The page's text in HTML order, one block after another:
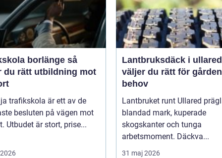
borlänge så
du rätt utbildning mot
trafikskola är ett av de
besluten på vägen mot
Utbudet är stort, prise...
Lantbruksdäck i ullared
väljer du rätt för
behov
Lantbruket runt Ullared
blandad mark, kuperade
skogskanter och tunga
arbetsmoment. Däckva...
31 maj 2026